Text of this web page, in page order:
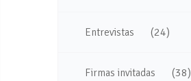
Entrevistas (24)
Firmas invitadas (38)